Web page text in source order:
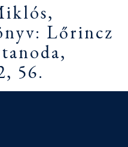
Lőrincz
56.